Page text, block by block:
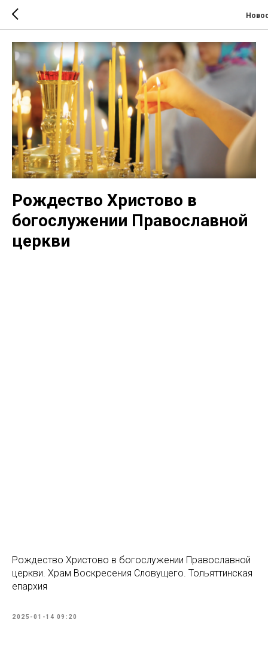
Рождество Христово в
богослужении Православной
церкви
Рождество Христово в богослужении Православной
церкви. Храм Воскресения Словущего. Тольяттинская
епархия
2025-01-14 09:20